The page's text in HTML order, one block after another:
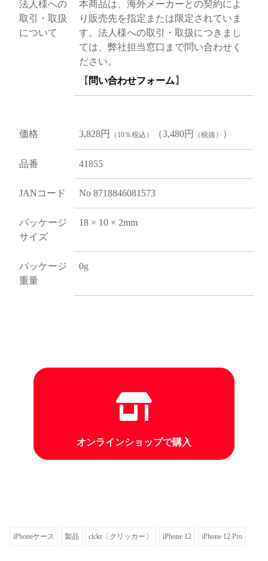
法人様への
取引・取扱
について
本商品は、海外メーカーとの契約によ
り販売先を指定または限定されていま
す。法人様への取引・取扱につきまし
ては、弊社担当窓口まで問い合わせく
ださい。
【 問い合わせフォーム 】
価格 3,828円 （10％税込） （3,480円 （税抜） ）
品番 41855
JANコード No 8718846081573
パッケージ
サイズ
18 × 10 × 2mm
パッケージ
重量
0g
オンラインショップで購入
iPhoneケース 製品 clckr〔クリッカー〕 iPhone 12 iPhone 12 Pro